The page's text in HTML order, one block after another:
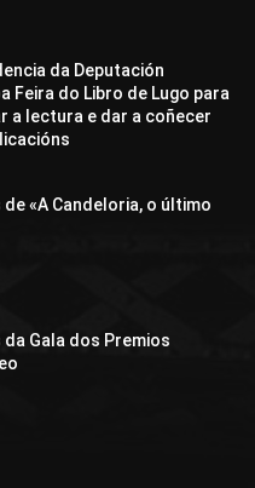
da Deputación
Feira do Libro de Lugo para
a lectura e dar a coñecer
«A Candeloria, o último
Gala dos Premios